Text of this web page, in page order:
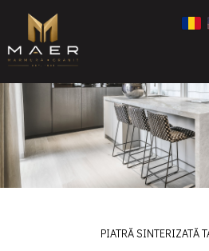
PIATRĂ SINTERIZATĂ